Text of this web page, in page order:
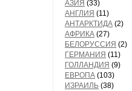
АЗИЯ (33)
АНГЛИЯ (11)
АНТАРКТИДА (2)
АФРИКА (27)
БЕЛОРУССИЯ (2)
ГЕРМАНИЯ (11)
ГОЛЛАНДИЯ (9)
ЕВРОПА (103)
ИЗРАИЛЬ (38)